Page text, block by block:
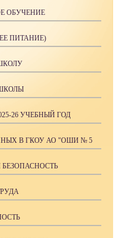
ОБУЧЕНИЕ
ПИТАНИЕ)
26 УЧЕБНЫЙ ГОД
В ГКОУ АО "ОШИ № 5